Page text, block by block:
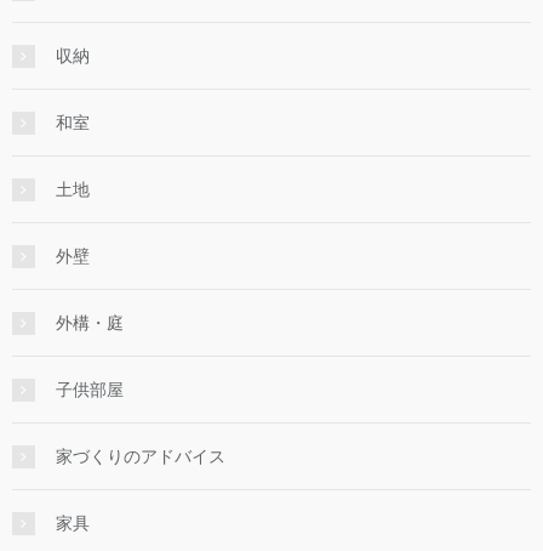
収納
和室
土地
外壁
外構・庭
子供部屋
家づくりのアドバイス
家具